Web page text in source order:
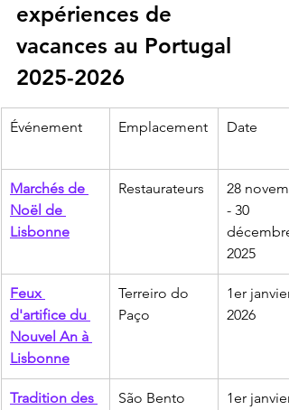
expériences de
vacances au Portugal
2025-2026
Événement Emplacement Date
Marchés de
Noël de
Lisbonne
Restaurateurs
28
- 30
décembre
2025
Feux
d'artifice du
Nouvel An à
Lisbonne
Terreiro do
Paço
1er janvier
2026
Tradition des
São Bento
1er janvier